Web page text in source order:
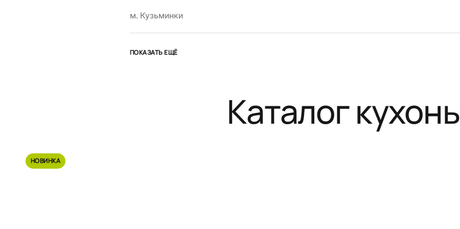
м. Кузьминки
ПОКАЗАТЬ ЕЩЁ
Каталог кухонь
НОВИНКА